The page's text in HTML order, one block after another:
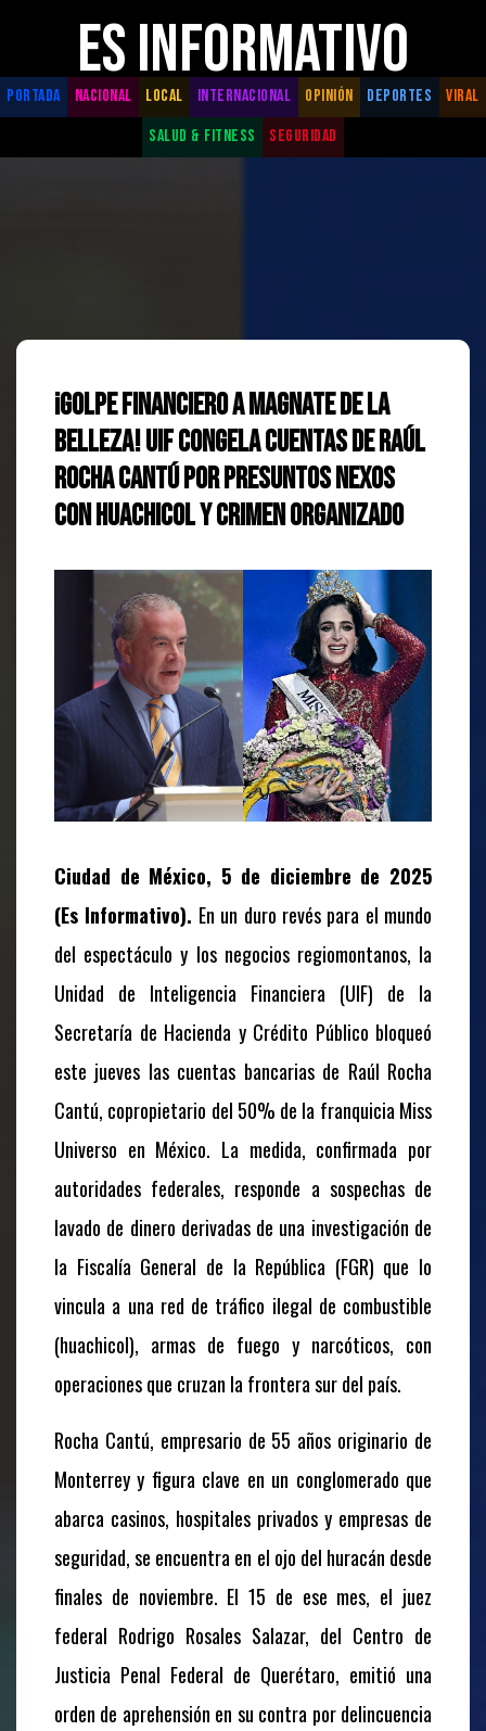
ES INFORMATIVO
PORTADA NACIONAL LOCAL INTERNACIONAL OPINIÓN DEPORTES
VIRAL
SALUD & FITNESS
SEGURIDAD
¡Golpe financiero a magnate de la
belleza! UIF congela cuentas de Raúl
Rocha Cantú por presuntos nexos
con huachicol y crimen organizado
Ciudad de México, 5 de diciembre de 2025
(Es Informativo). En un duro revés para el mundo
del espectáculo y los negocios regiomontanos, la
Unidad de Inteligencia Financiera (UIF) de la
Secretaría de Hacienda y Crédito Público bloqueó
este jueves las cuentas bancarias de Raúl Rocha
Cantú, copropietario del 50% de la franquicia Miss
Universo en México. La medida, confirmada por
autoridades federales, responde a sospechas de
lavado de dinero derivadas de una investigación de
la Fiscalía General de la República (FGR) que lo
vincula a una red de tráfico ilegal de combustible
(huachicol), armas de fuego y narcóticos, con
operaciones que cruzan la frontera sur del país.
Rocha Cantú, empresario de 55 años originario de
Monterrey y figura clave en un conglomerado que
abarca casinos, hospitales privados y empresas de
seguridad, se encuentra en el ojo del huracán desde
finales de noviembre. El 15 de ese mes, el juez
federal Rodrigo Rosales Salazar, del Centro de
Justicia Penal Federal de Querétaro, emitió una
orden de aprehensión en su contra por delincuencia